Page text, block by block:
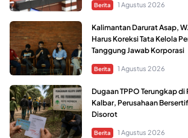
Berita 1 Agustus 2026
Kalimantan Darurat Asap,
Harus Koreksi Tata Kelola
Tanggung Jawab Korporasi
Berita 1 Agustus 2026
Dugaan TPPO Terungkap
Kalbar, Perusahaan
Disorot
Berita 1 Agustus 2026